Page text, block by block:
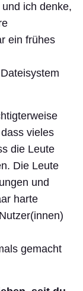
ich denke,
ein frühes
vieles
die Leute
Die Leute
und
harte
gemacht